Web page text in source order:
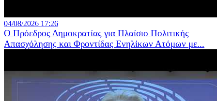
04/08/2026 17:26
Ο Πρόεδρος Δημοκρατίας για Πλαίσιο Πολιτικής
Απασχόλησης και Φροντίδας Ενηλίκων Ατόμων με...